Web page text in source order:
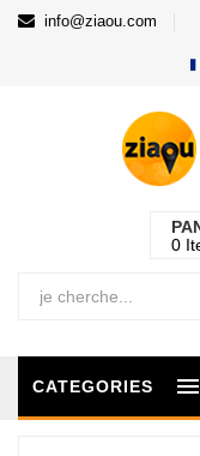
info@ziaou.com
0
CATEGORIES